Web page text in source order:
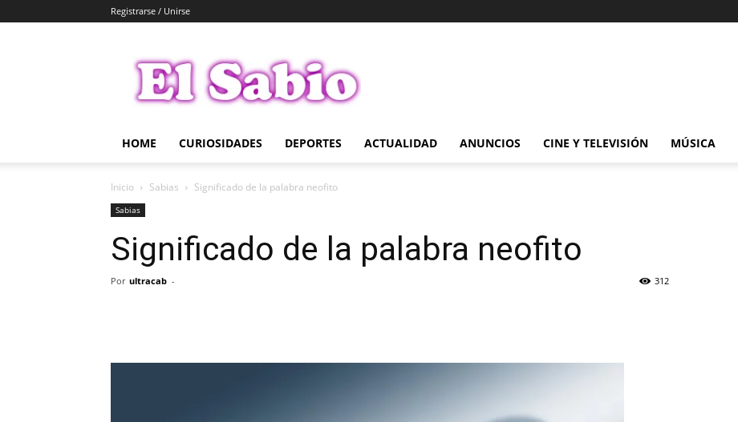
Registrarse / Unirse
Sabio
HOME CURIOSIDADES DEPORTES ACTUALIDAD ANUNCIOS CINE Y TELEVISIÓN MÚSICA
Inicio Sabias Significado de la palabra neofito
Sabias
Significado de la palabra neofito
Por ultracab - 312